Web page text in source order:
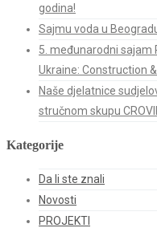
godina!
Sajmu voda u
5. međunarodni sajam
Ukraine: Construction
Naše djelatnice
stručnom skupu
Kategorije
Da li ste znali
Novosti
PROJEKTI